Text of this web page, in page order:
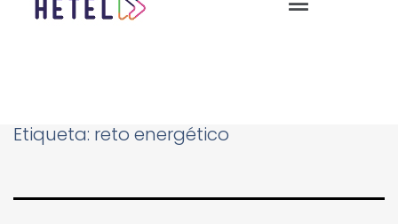
Etiqueta: reto energético